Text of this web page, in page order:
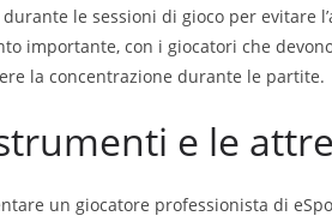
le sessioni di gioco per evitare
importante, con i giocatori che
la concentrazione durante le partite.
e le
un giocatore professionista di